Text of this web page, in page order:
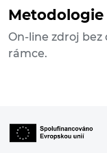
Metodologie
On-line zdroj
rámce.